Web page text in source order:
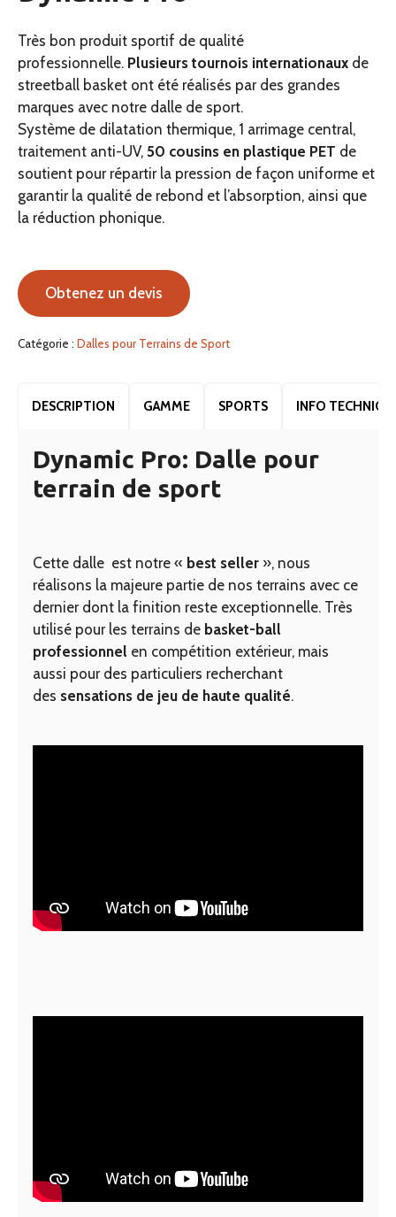
Très bon produit sportif de qualité
professionnelle. Plusieurs tournois internationaux de
streetball basket ont été réalisés par des grandes
marques avec notre dalle de sport.
Système de dilatation thermique, 1 arrimage central,
traitement anti-UV, 50 cousins en plastique PET de
soutient pour répartir la pression de façon uniforme et
garantir la qualité de rebond et l’absorption, ainsi que
la réduction phonique.
Obtenez un devis
Catégorie : Dalles pour Terrains de Sport
DESCRIPTION GAMME SPORTS INFO
Dynamic Pro: Dalle pour
terrain de sport
Cette dalle est notre « best seller », nous
réalisons la majeure partie de nos terrains avec ce
dernier dont la finition reste exceptionnelle. Très
utilisé pour les terrains de basket-ball
professionnel en compétition extérieur, mais
aussi pour des particuliers recherchant
des sensations de jeu de haute qualité.